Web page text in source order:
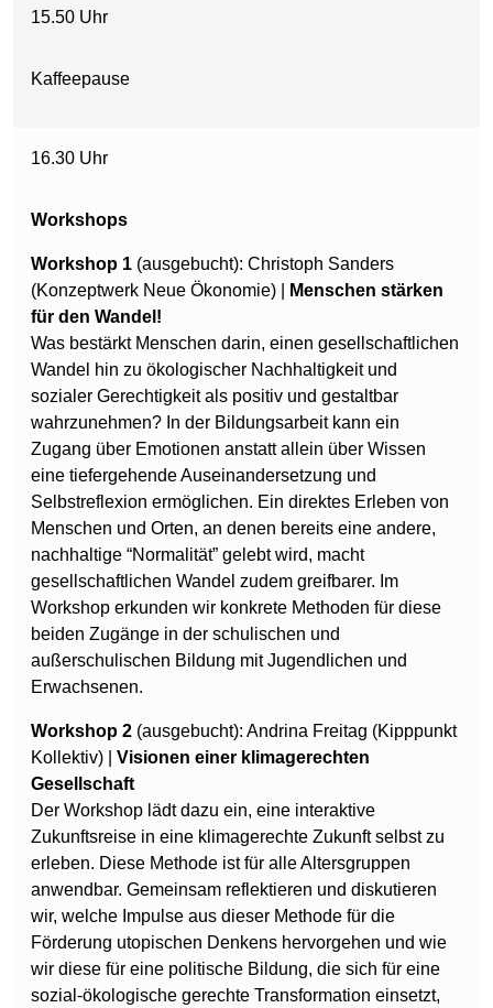
15.50 Uhr
Kaffeepause
16.30 Uhr
Workshops
Workshop 1 (ausgebucht): Christoph Sanders
(Konzeptwerk Neue Ökonomie) |
Menschen stärken
für den Wandel!
Was bestärkt Menschen darin, einen gesellschaftlichen
Wandel hin zu ökologischer Nachhaltigkeit und
sozialer Gerechtigkeit als positiv und gestaltbar
wahrzunehmen? In der Bildungsarbeit kann ein
Zugang über Emotionen anstatt allein über Wissen
eine tiefergehende Auseinandersetzung und
Selbstreflexion ermöglichen. Ein direktes Erleben von
Menschen und Orten, an denen bereits eine andere,
nachhaltige “Normalität” gelebt wird, macht
gesellschaftlichen Wandel zudem greifbarer. Im
Workshop erkunden wir konkrete Methoden für diese
beiden Zugänge in der schulischen und
außerschulischen Bildung mit Jugendlichen und
Erwachsenen.
Workshop 2 (ausgebucht): Andrina Freitag (Kipppunkt
Kollektiv) | Visionen einer klimagerechten
Gesellschaft
Der Workshop lädt dazu ein, eine interaktive
Zukunftsreise in eine klimagerechte Zukunft selbst zu
erleben. Diese Methode ist für alle Altersgruppen
anwendbar. Gemeinsam reflektieren und diskutieren
wir, welche Impulse aus dieser Methode für die
Förderung utopischen Denkens hervorgehen und wie
wir diese für eine politische Bildung, die sich für eine
sozial-ökologische gerechte Transformation einsetzt,